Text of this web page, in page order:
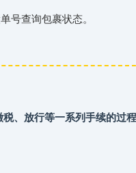
号查询包裹状态。
放行等一系列手续的过